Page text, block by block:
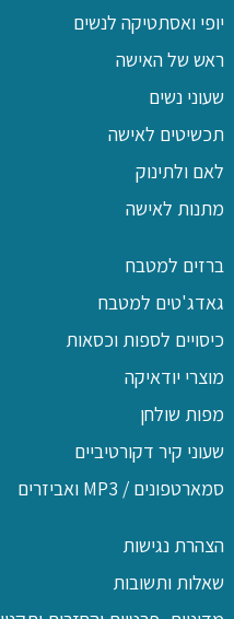
יופי ואסתטיקה לנשים
ראש של האישה
שעוני נשים
תכשיטים לאישה
לאם ולתינוק
מתנות לאישה
ברזים למטבח
גאדג'טים למטבח
כיסויים לספות וכסאות
מוצרי יודאיקה
מפות שולחן
שעוני קיר דקורטיביים
סמארטפונים / MP3 ואביזרים
הצהרת נגישות
שאלות ותשובות